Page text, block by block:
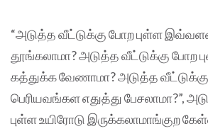
“அடுத்த வீட்டுக்கு போற புள்ள
தூங்கலாமா? அடுத்த வீட்டுக்கு போற
கத்துக்க வேணாமா? அடுத்த
பெரியவங்கள எதுத்து பேசலாமா?”,
புள்ள உயிரோடு இருக்கலாமாங்குற